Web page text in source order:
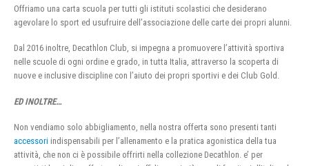
Offriamo una carta scuola per tutti gli istituti scolastici che desiderano
agevolare lo sport ed usufruire dell’associazione delle carte dei propri alunni.
Dal 2016 inoltre, Decathlon Club, si impegna a promuovere l’attività sportiva
nelle scuole di ogni ordine e grado, in tutta Italia, attraverso la scoperta di
nuove e inclusive discipline con l’aiuto dei propri sportivi e dei Club Gold.
ED INOLTRE…
Non vendiamo solo abbigliamento, nella nostra offerta sono presenti tanti
accessori indispensabili per l’allenamento e la pratica agonistica della tua
attività, che non ci è possibile offrirti nella collezione Decathlon. e’ per